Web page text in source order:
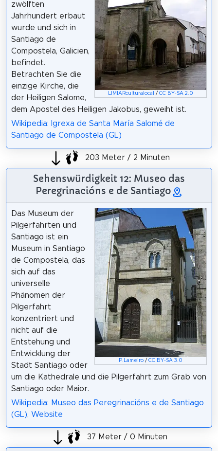
LIMIARculturalocal /CC BY-SA 2.0
zwölften
Jahrhundert erbaut
wurde und sich in
Santiago de
Compostela, Galicien,
befindet.
Betrachten Sie die
einzige Kirche, die
der Heiligen Salome,
dem Apostel des Heiligen Jakobus, geweiht ist.
Wikipedia: Igrexa de Santa María Salomé de
Santiago de Compostela (GL)
203 Meter / 2 Minuten
Sehenswürdigkeit 12: Museo das
Peregrinacións e de Santiago
P.Lameiro /CC BY-SA 3.0
Das Museum der
Pilgerfahrten und
Santiago ist ein
Museum in Santiago
de Compostela, das
sich auf das
universelle
Phänomen der
Pilgerfahrt
konzentriert und
nicht auf die
Entstehung und
Entwicklung der
Stadt Santiago oder
um die Kathedrale und die Pilgerfahrt zum Grab von
Santiago oder Maior.
Wikipedia: Museo das Peregrinacións e de Santiago
(GL), Website
37 Meter / 0 Minuten